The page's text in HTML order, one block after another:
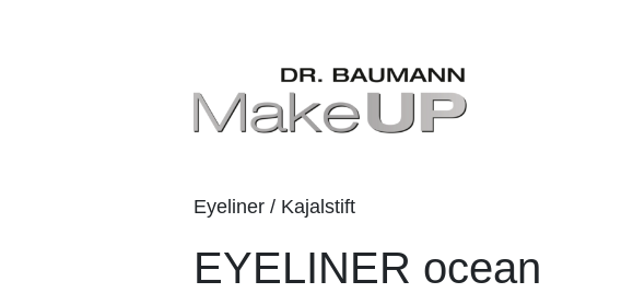
Eyeliner / Kajalstift
EYELINER ocean